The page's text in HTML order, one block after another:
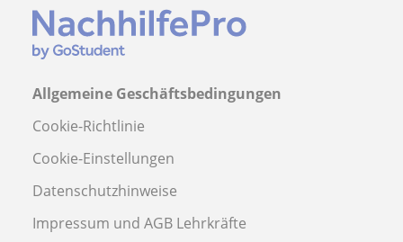
Allgemeine Geschäftsbedingungen
Cookie-Richtlinie
Cookie-Einstellungen
Datenschutzhinweise
Impressum und AGB Lehrkräfte